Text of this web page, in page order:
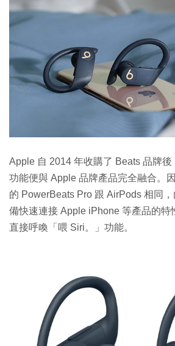
Apple 自 2014 年收購了 Beats 品牌
功能便與 Apple 品牌產品完全融合。
的 PowerBeats Pro 跟 AirPods 相同
備快速連接 Apple iPhone 等產品的特
直接呼喚「喂 Siri。」功能。